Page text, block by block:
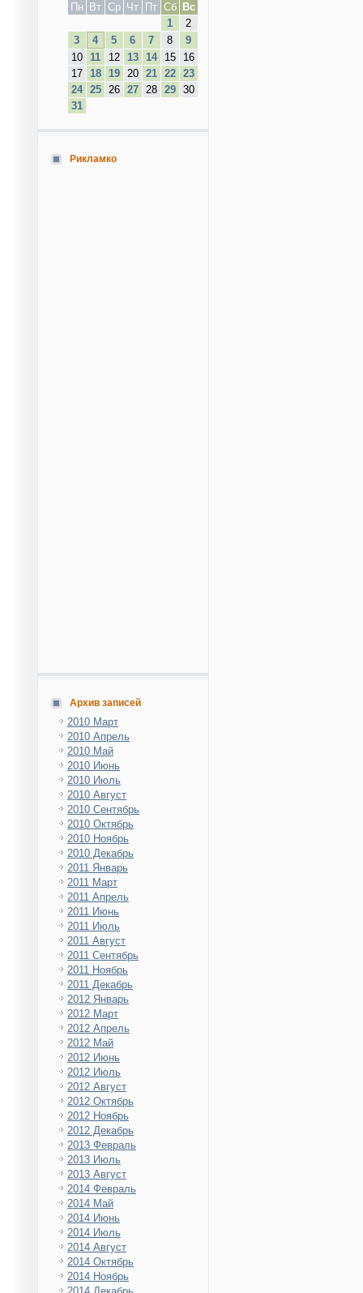
Пн
Вт Ср Чт Пт Сб
Вс
1
2
3
4 5 6 7 8
9
10
11 12 13 14 15
16
17
18 19 20 21 22
23
24
25 26 27 28 29
30
31
Рикламко
Архив записей
2010 Март
2010 Апрель
2010 Май
2010 Июнь
2010 Июль
2010 Август
2010 Сентябрь
2010 Октябрь
2010 Ноябрь
2010 Декабрь
2011 Январь
2011 Март
2011 Апрель
2011 Июнь
2011 Июль
2011 Август
2011 Сентябрь
2011 Ноябрь
2011 Декабрь
2012 Январь
2012 Март
2012 Апрель
2012 Май
2012 Июнь
2012 Июль
2012 Август
2012 Октябрь
2012 Ноябрь
2012 Декабрь
2013 Февраль
2013 Июль
2013 Август
2014 Февраль
2014 Май
2014 Июнь
2014 Июль
2014 Август
2014 Октябрь
2014 Ноябрь